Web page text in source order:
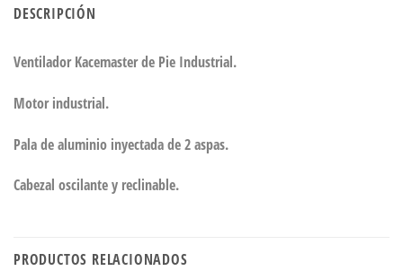
DESCRIPCIÓN
Ventilador Kacemaster de Pie Industrial.
Motor industrial.
Pala de aluminio inyectada de 2 aspas.
Cabezal oscilante y reclinable.
PRODUCTOS RELACIONADOS